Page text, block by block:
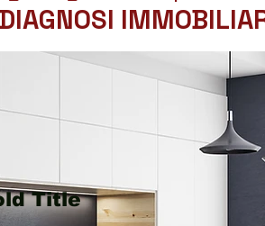
Title